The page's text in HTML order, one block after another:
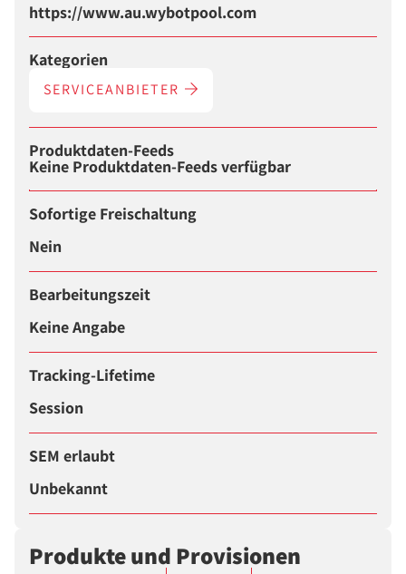
https://www.au.wybotpool.com
Kategorien
SERVICEANBIETER
Produktdaten-Feeds
Keine Produktdaten-Feeds verfügbar
Sofortige Freischaltung
Nein
Bearbeitungszeit
Keine Angabe
Tracking-Lifetime
Session
SEM erlaubt
Unbekannt
Produkte und Provisionen